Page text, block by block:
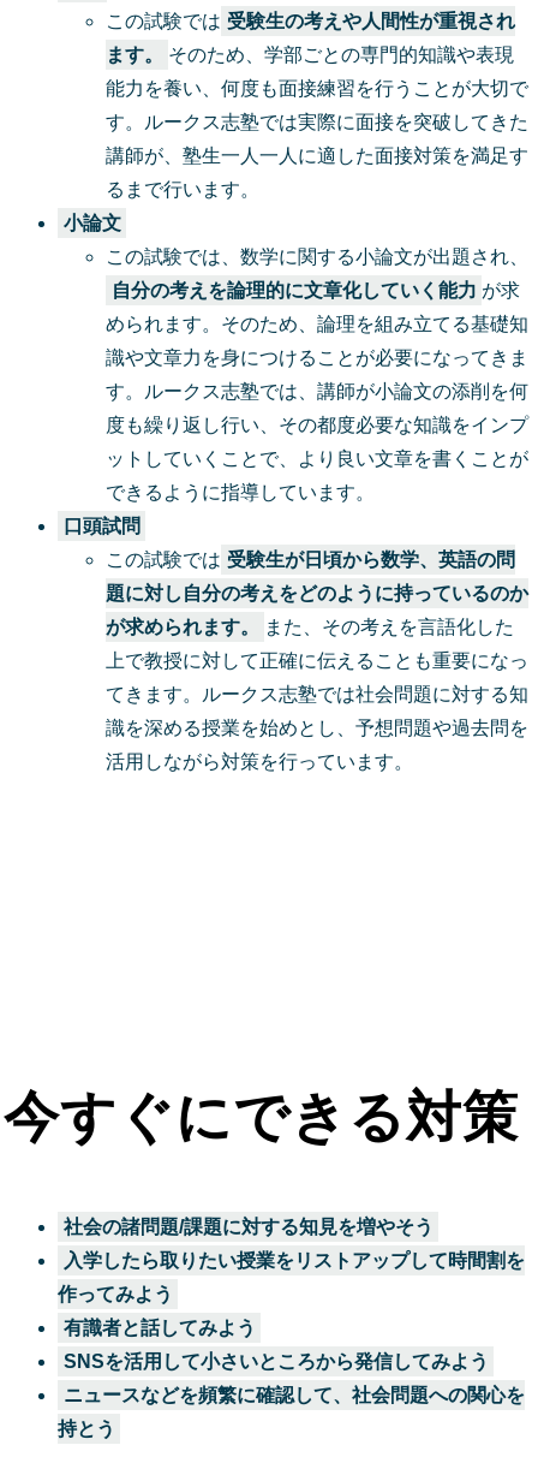
この試験では 受験生の考えや人間性が重視され
ます。
そのため、学部ごとの専門的知識や表現
能力を養い、何度も面接練習を行うことが大切で
す。ルークス志塾では実際に面接を突破してきた
講師が、塾生一人一人に適した面接対策を満足す
るまで行います。
小論文
この試験では、数学に関する小論文が出題され、
自分の考えを論理的に文章化していく能力 が求
められます。そのため、論理を組み立てる基礎知
識や文章力を身につけることが必要になってきま
す。ルークス志塾では、講師が小論文の添削を何
度も繰り返し行い、その都度必要な知識をインプ
ットしていくことで、より良い文章を書くことが
できるように指導しています。
口頭試問
この試験では 受験生が日頃から数学、英語の問
題に対し自分の考えをどのように持っているのか
が求められます。
また、その考えを言語化した
上で教授に対して正確に伝えることも重要になっ
てきます。ルークス志塾では社会問題に対する知
識を深める授業を始めとし、予想問題や過去問を
活用しながら対策を行っています。
今すぐにできる対策
社会の諸問題/課題に対する知見を増やそう
入学したら取りたい授業をリストアップして時間割を
作ってみよう
有識者と話してみよう
SNSを活用して小さいところから発信してみよう
ニュースなどを頻繁に確認して、社会問題への関心を
持とう